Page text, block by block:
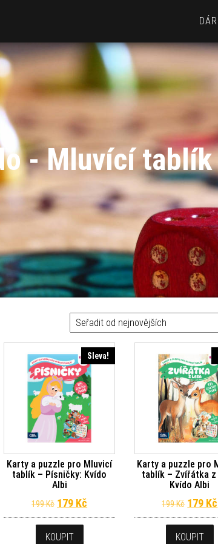
- Mluvící tablík
199 Kč.
je: 179 Kč.
Sleva!
Karty a puzzle pro Mluvicí
tablík – Písničky: Kvído
Albi
199Kč Původní cena byla: 199 Kč.
179 Kč Aktuální cena je: 179 Kč.
KOUPIT
Karty a puzzle pro
tablík – Zvířátka z
Kvído Albi
199Kč 179 Kč
KOUPIT